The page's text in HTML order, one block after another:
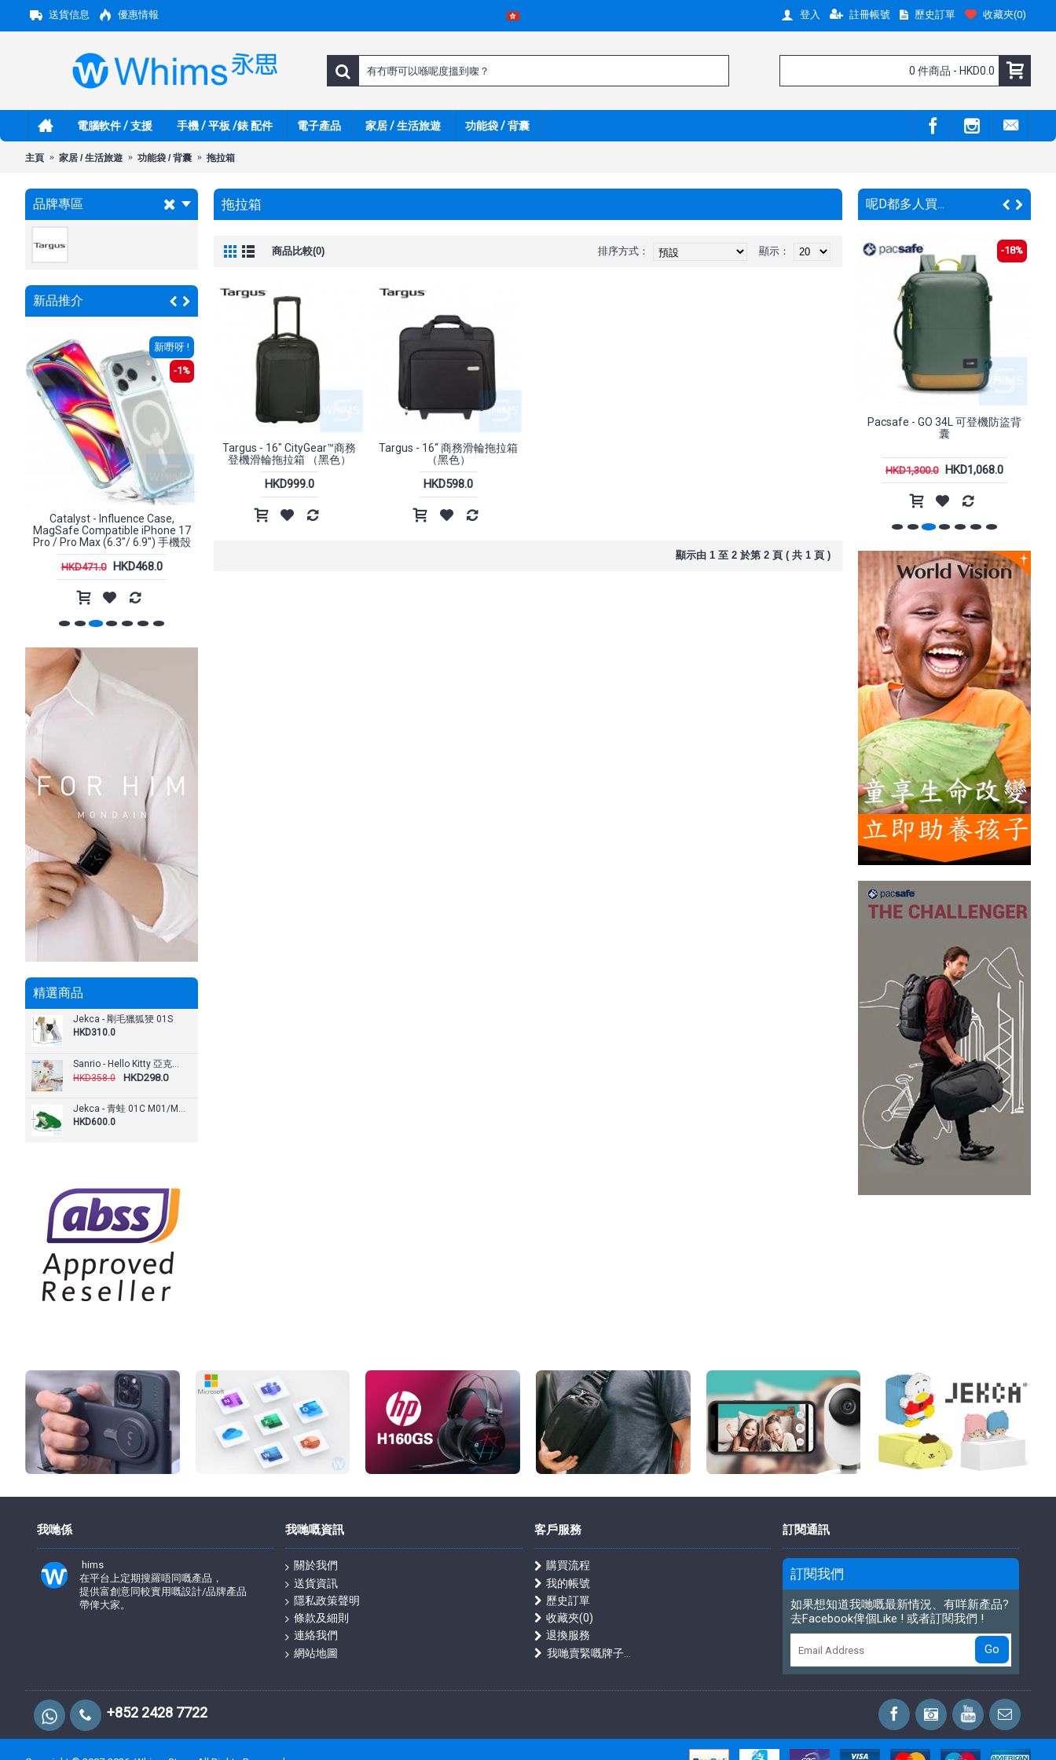
送貨信息 優惠情報 登入 註冊帳號 歷史訂單 收藏夾(0)
0 件商品 - HKD0.0
電腦軟件 / 支援 手機 / 平板 /錶 配件 電子產品 家居 / 生活旅遊 功能袋 / 背囊
主頁 家居 / 生活旅遊 功能袋 / 背囊 拖拉箱
品牌專區
新品推介
新嘢呀 !
-1%
Catalyst - Influence Case,
MagSafe Compatible iPhone 17
Pro / Pro Max (6.3"/ 6.9") 手機殼
HKD471.0 HKD468.0
Xtrike-Me - GW-301 2.4G 無線滑
HP - Professor 1 三模無線滑鼠
新嘢呀 !
-20%
HKD1,198.0
精選商品
Jekca - 剛毛獵狐㹴 01S
HKD310.0
Sanrio - Hello Kitty 亞克力LED燈 可自訂文字 (KT81L)
HKD358.0
HKD298.0
Jekca - 青蛙 01C M01/M02
HKD600.0
呢D都多人買...
-10% -18%
Pacsafe - GO 34L 可登機防盜背
囊
HKD1,300.0 HKD1,068.0
拖拉箱
商品比較(0) 顯示：
排序方式：
Targus - 16" CityGear™商務
登機滑輪拖拉箱 （黑色）
HKD999.0
Targus - 16“ 商務滑輪拖拉箱
（黑色）
HKD598.0
顯示由 1 至 2 於第 2 頁 ( 共 1 頁 )
我哋係
hims
在平台上定期搜羅唔同嘅產品，
提供富創意同較實用嘅設計/品牌產品
帶俾大家。
我哋嘅資訊
關於我們
送貨資訊
隱私政策聲明
條款及細則
連絡我們
網站地圖
客戶服務
購買流程
我的帳號
歷史訂單
收藏夾(0)
退換服務
我哋賣緊嘅牌子...
訂閱通訊
訂閱我們
如果想知道我哋嘅最新情況、有咩新產品?
去Facebook俾個Like ! 或者訂閱我們 !
Go
+852 2428 7722